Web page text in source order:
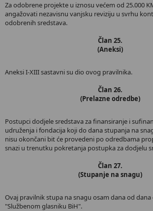
Za odobrene projekte u iznosu većem od 25.000
angažovati nezavisnu vanjsku reviziju u svrhu
odobrenih sredstava.
Član 25.
(Aneksi)
Aneksi I-XIII sastavni su dio ovog pravilnika.
Član 26.
(Prelazne odredbe)
Postupci dodjele sredstava za finansiranje i
udruženja i fondacija koji do dana stupanja na
nisu okončani bit će provedeni po odredbama
snazi u trenutku pokretanja postupka za dodjelu
Član 27.
(Stupanje na snagu)
Ovaj pravilnik stupa na snagu osam dana od
"Službenom glasniku BiH".